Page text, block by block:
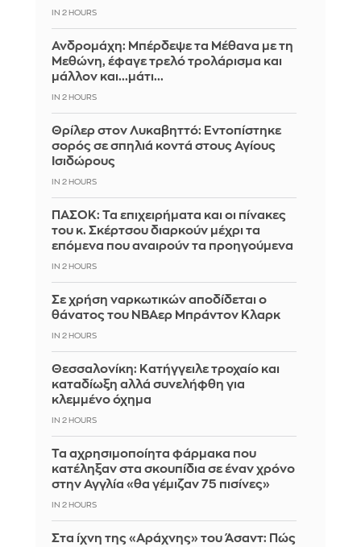
IN 2 HOURS
Ανδρομάχη: Μπέρδεψε τα Μέθανα με τη
Μεθώνη, έφαγε τρελό τρολάρισμα και
μάλλον και...μάτι...
IN 2 HOURS
Θρίλερ στον Λυκαβηττό: Εντοπίστηκε
σορός σε σπηλιά κοντά στους Αγίους
Ισιδώρους
IN 2 HOURS
ΠΑΣΟΚ: Τα επιχειρήματα και οι πίνακες
του κ. Σκέρτσου διαρκούν μέχρι τα
επόμενα που αναιρούν τα προηγούμενα
IN 2 HOURS
Σε χρήση ναρκωτικών αποδίδεται ο
θάνατος του ΝΒΑερ Μπράντον Κλαρκ
IN 2 HOURS
Θεσσαλονίκη: Κατήγγειλε τροχαίο και
καταδίωξη αλλά συνελήφθη για
κλεμμένο όχημα
IN 2 HOURS
Τα αχρησιμοποίητα φάρμακα που
κατέληξαν στα σκουπίδια σε έναν χρόνο
στην Αγγλία «θα γέμιζαν 75 πισίνες»
IN 2 HOURS
Στα ίχνη της «Αράχνης» του Άσαντ: Πώς